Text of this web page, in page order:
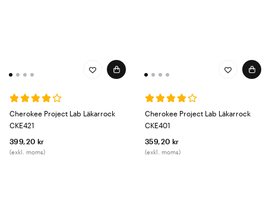
Cherokee Project Lab Läkarrock
CKE421
399,20 kr
(exkl. moms)
Cherokee Project Lab Läkarrock
CKE401
359,20 kr
(exkl. moms)